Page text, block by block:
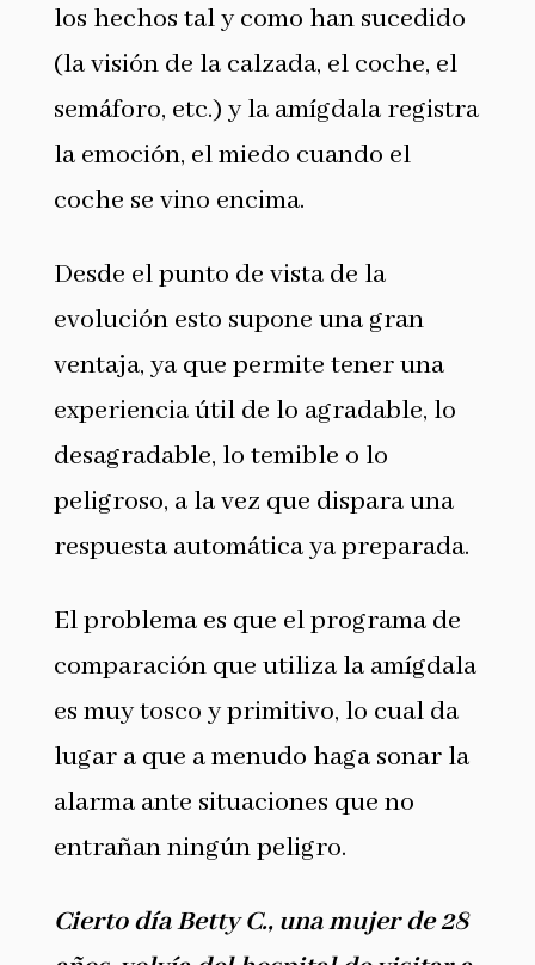
los hechos tal y como han sucedido
(la visión de la calzada, el coche, el
semáforo, etc.) y la amígdala registra
la emoción, el miedo cuando el
coche se vino encima.
Desde el punto de vista de la
evolución esto supone una gran
ventaja, ya que permite tener una
experiencia útil de lo agradable, lo
desagradable, lo temible o lo
peligroso, a la vez que dispara una
respuesta automática ya preparada.
El problema es que el programa de
comparación que utiliza la amígdala
es muy tosco y primitivo, lo cual da
lugar a que a menudo haga sonar la
alarma ante situaciones que no
entrañan ningún peligro.
Cierto día Betty C., una mujer de 28